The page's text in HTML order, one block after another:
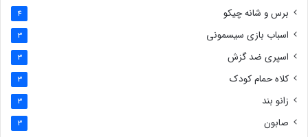
برس و شانه چیکو 4
اسباب بازی سیسمونی 3
اسپری ضد گزش 3
کلاه حمام کودک 3
زانو بند 3
صابون 3